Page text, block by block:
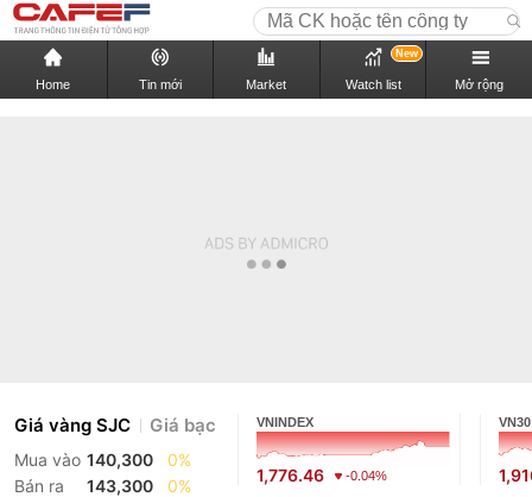
Home Tin mới Market Watch list
New
Mở rộng
Giá vàng SJC Giá bạc
Mua vào 140,300
0%
Bán ra
143,300 0%
VNINDEX
1,776.46 -0.04%
VN30